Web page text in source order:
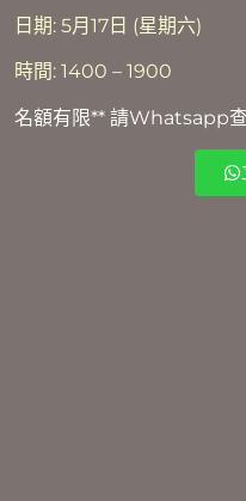
日期: 5月17日 (星期六)
時間: 1400 – 1900
名額有限** 請Whatsapp